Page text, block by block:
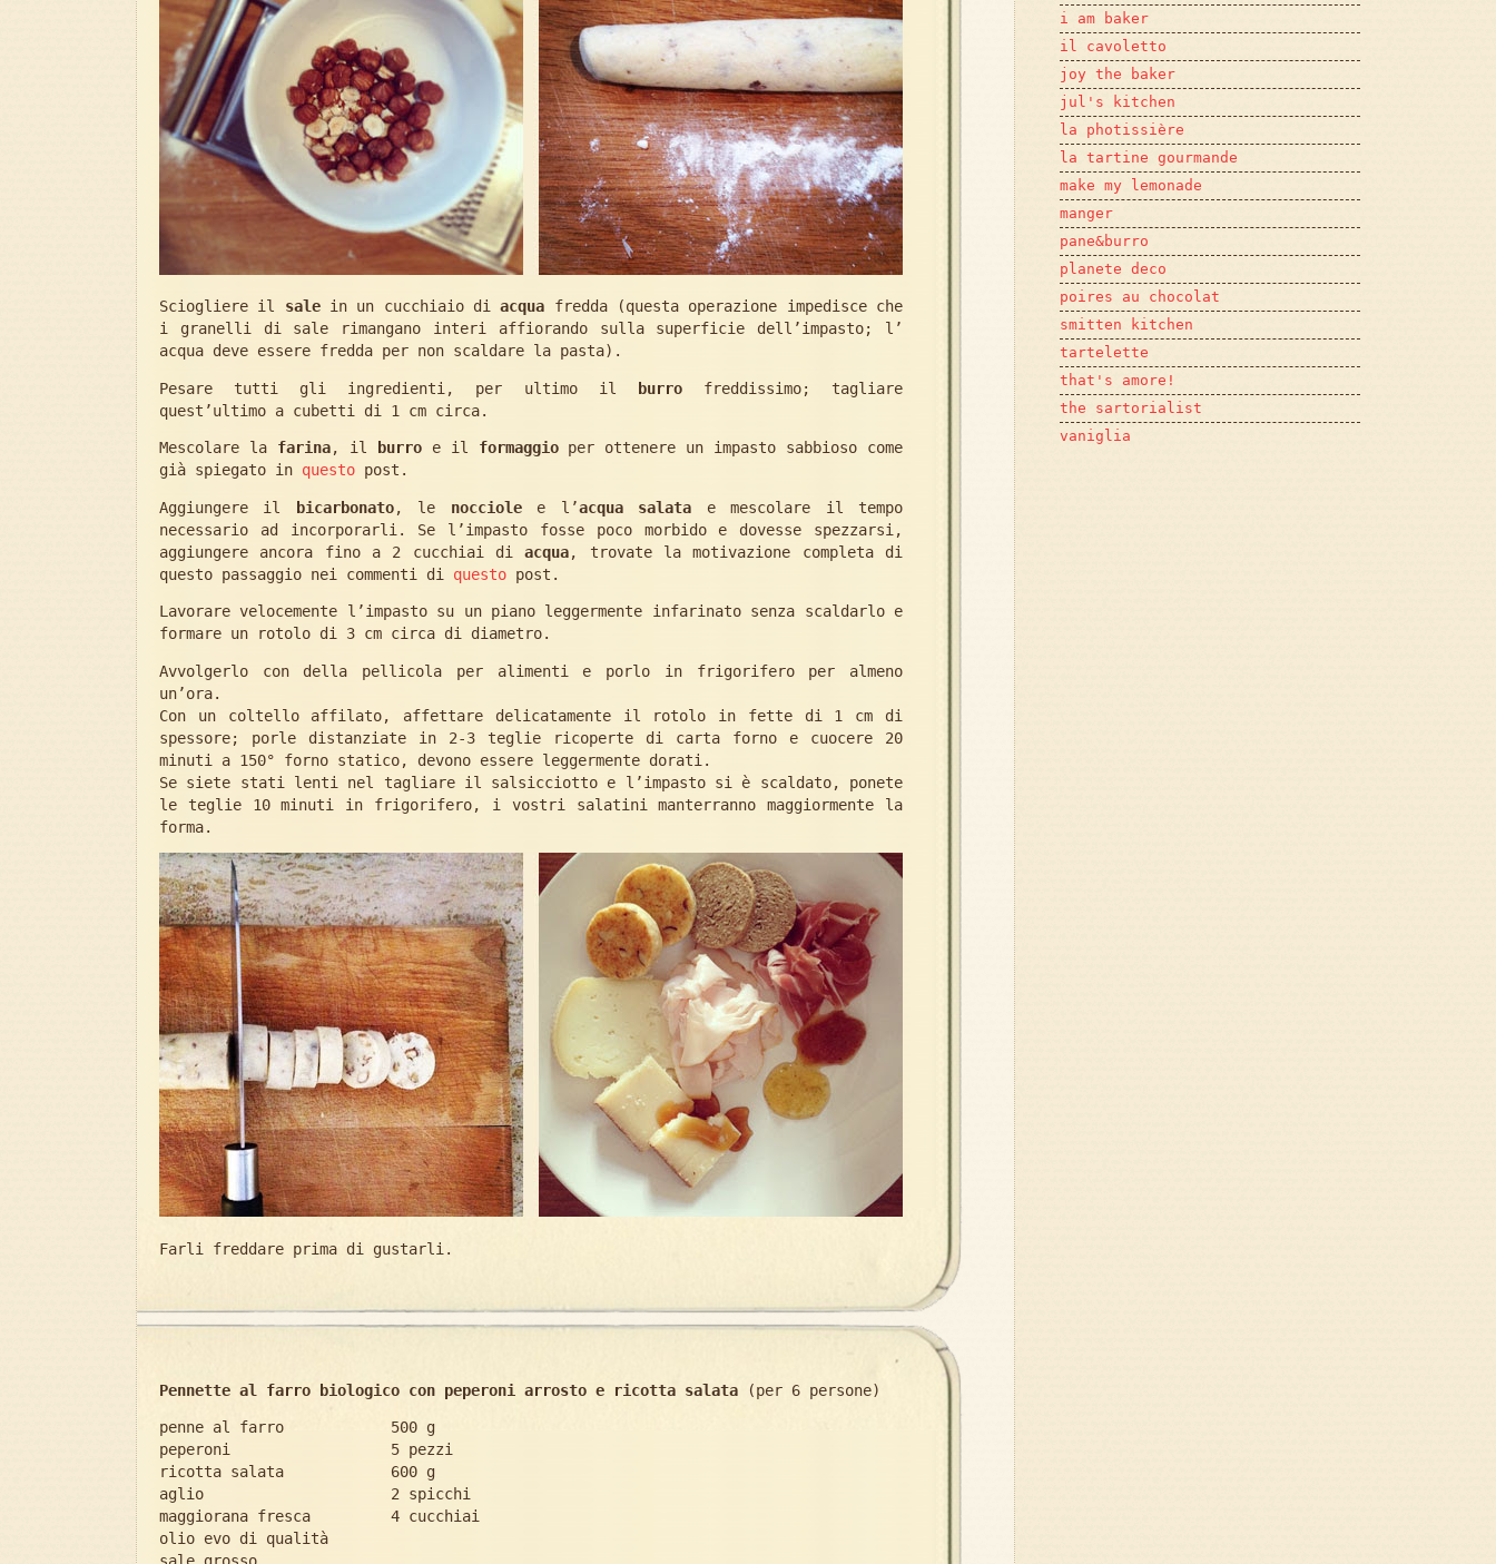
Sciogliere il salein un cucchiaio diacqua fredda (questa operazione impedisce che
i granelli di sale rimangano interi affiorando sulla superficie dell’impasto; l’
acqua deve essere fredda per non scaldare la pasta).
Pesare tutti gli ingredienti, per ultimo il burrofreddissimo; tagliare
quest’ultimo a cubetti di 1 cm circa.
Mescolare la farina, il burroe il formaggioper ottenere un impasto sabbioso come
già spiegato in questo post.
Aggiungere il bicarbonato, le nocciolee l’acqua salata e mescolare il tempo
necessario ad incorporarli. Se l’impasto fosse poco morbido e dovesse spezzarsi,
aggiungere ancora fino a 2 cucchiai diacqua, trovate la motivazione completa di
questo passaggio nei commenti di questo post.
Lavorare velocemente l’impasto su un piano leggermente infarinato senza scaldarlo e
formare un rotolo di 3 cm circa di diametro.
Avvolgerlo con della pellicola per alimenti e porlo in frigorifero per almeno
un’ora.
Con un coltello affilato, affettare delicatamente il rotolo in fette di 1 cm di
spessore; porle distanziate in 2-3 teglie ricoperte di carta forno e cuocere 20
minuti a 150° forno statico, devono essere leggermente dorati.
Se siete stati lenti nel tagliare il salsicciotto e l’impasto si è scaldato, ponete
le teglie 10 minuti in frigorifero, i vostri salatini manterranno maggiormente la
forma.
Farli freddare prima di gustarli.
Pennette al farro biologico con peperoni arrosto e ricotta salata (per 6 persone)
penne al farro 500 g
peperoni 5 pezzi
ricotta salata 600 g
aglio 2 spicchi
maggiorana fresca 4 cucchiai
olio evo di qualità
i am baker
il cavoletto
joy the baker
jul's kitchen
la photissière
la tartine gourmande
make my lemonade
manger
pane&burro
planete deco
poires au chocolat
smitten kitchen
tartelette
that's amore!
the sartorialist
vaniglia